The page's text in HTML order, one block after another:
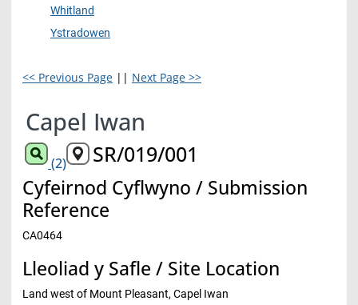
Whitland
Ystradowen
<< Previous Page || Next Page >>
Capel Iwan
(2) SR/019/001
Cyfeirnod Cyflwyno / Submission
Reference
CA0464
Lleoliad y Safle / Site Location
Land west of Mount Pleasant, Capel Iwan